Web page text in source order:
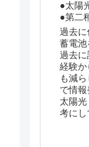
●太陽
●第二
過去に
蓄電池
過去に
経験
も減
で情報
太陽
考にし